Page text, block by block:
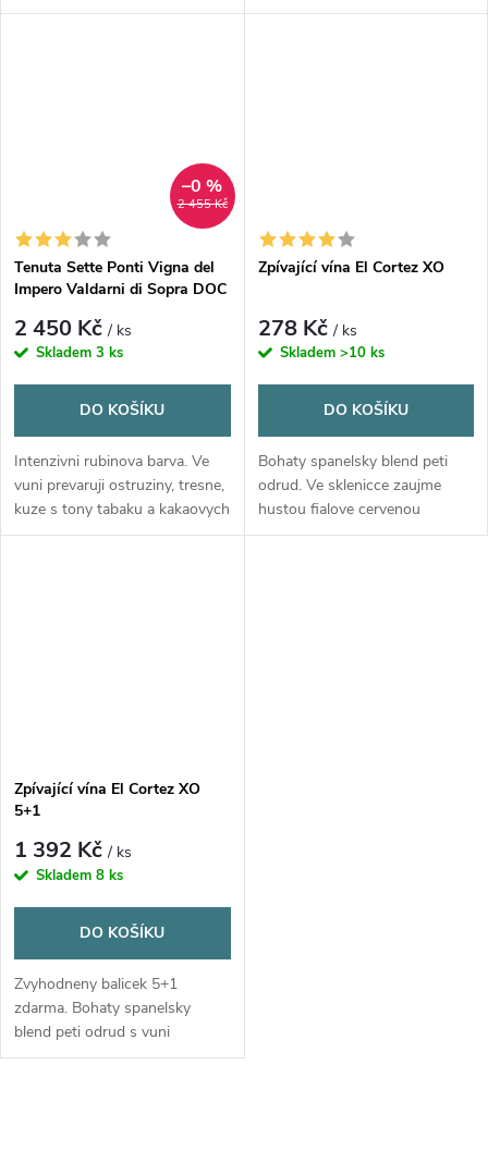
pocity plnosti a složitosti s tóny
pocity plnosti a složitosti s tóny
2 455 Kč
–0 %
Tenuta Sette Ponti Vigna del
Impero Valdarni di Sopra DOC
2 450 Kč/ ks
Skladem 3 ks
DO KOŠÍKU
Intenzivni rubinova barva. Ve
vuni prevaruji ostruziny, tresne,
kuze s tony tabaku a kakaovych
bobu. Plne a vyvazene.
Zpívající vína El Cortez XO
278 Kč/ ks
Skladem >10 ks
DO KOŠÍKU
Bohaty spanelsky blend peti
odrud. Ve sklenicce zaujme
hustou fialove cervenou
barvou, vuni ostruzin, svestek a
Zpívající vína El Cortez XO
5+1
1 392 Kč/ ks
Skladem 8 ks
DO KOŠÍKU
Zvyhodneny balicek 5+1
zdarma. Bohaty spanelsky
blend peti odrud s vuni
ostruzin, svestek a tabaku.